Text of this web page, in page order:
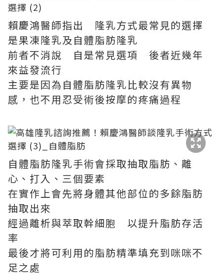
賴慶鴻醫師指出 隆乳方式最常見的選擇
是果凍隆乳及自體脂肪隆乳
前者不消說 自是常見選項 後者近幾年
來益發流行
主要是因為自體脂肪隆乳比較沒有異物
感，也不用忍受術後按摩的疼痛過程
自體脂肪隆乳手術會採取抽取脂肪、離
心、打入、三個要素
在實作上會先將身體其他部位的多餘脂肪
抽取出來
經過離析與萃取幹細胞 以提升脂肪存活
率
最後才將可利用的脂肪精準填充到咪咪不
足之處